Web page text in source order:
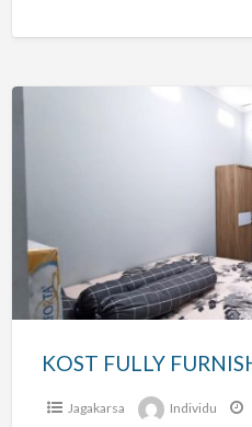
LT
AGUNG
Jagakarsa Individu